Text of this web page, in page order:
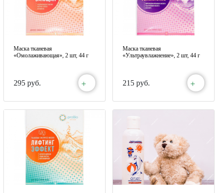
Маска тканевая
«Омолаживающая», 2 шт, 44 г
295 руб. +
Маска тканевая
«Ультраувлажнение», 2 шт, 44 г
215 руб. +